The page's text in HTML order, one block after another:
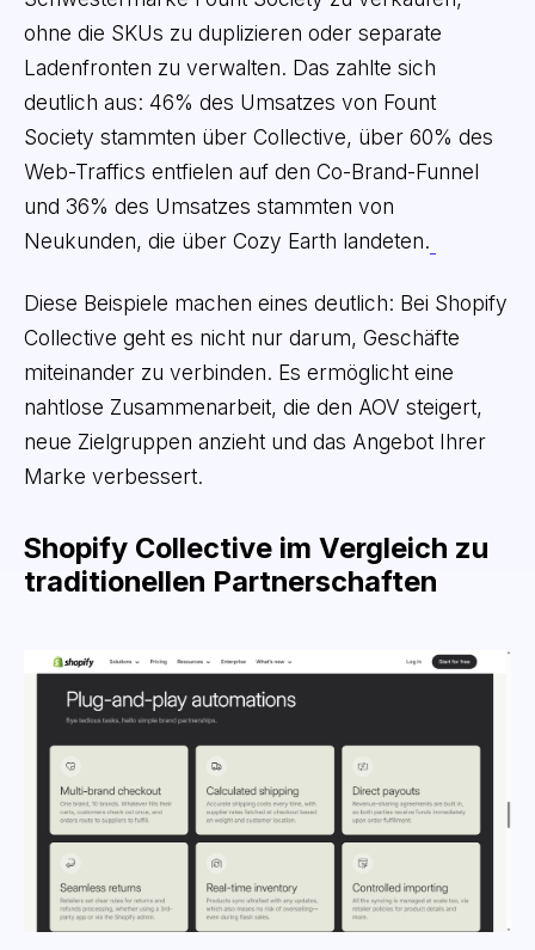
ohne die SKUs zu duplizieren oder separate
Ladenfronten zu verwalten. Das zahlte sich
deutlich aus: 46% des Umsatzes von Fount
Society stammten über Collective, über 60% des
Web-Traffics entfielen auf den Co-Brand-Funnel
und 36% des Umsatzes stammten von
Neukunden, die über Cozy Earth landeten.
Diese Beispiele machen eines deutlich: Bei Shopify
Collective geht es nicht nur darum, Geschäfte
miteinander zu verbinden. Es ermöglicht eine
nahtlose Zusammenarbeit, die den AOV steigert,
neue Zielgruppen anzieht und das Angebot Ihrer
Marke verbessert.
Shopify Collective im Vergleich zu
traditionellen Partnerschaften